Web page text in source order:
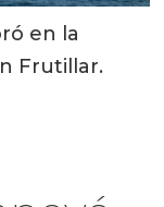
en la
Frutillar.